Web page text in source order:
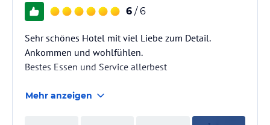
6 / 6
Sehr schönes Hotel mit viel Liebe zum Detail.
Ankommen und wohlfühlen.
Bestes Essen und Service allerbest
Mehr anzeigen